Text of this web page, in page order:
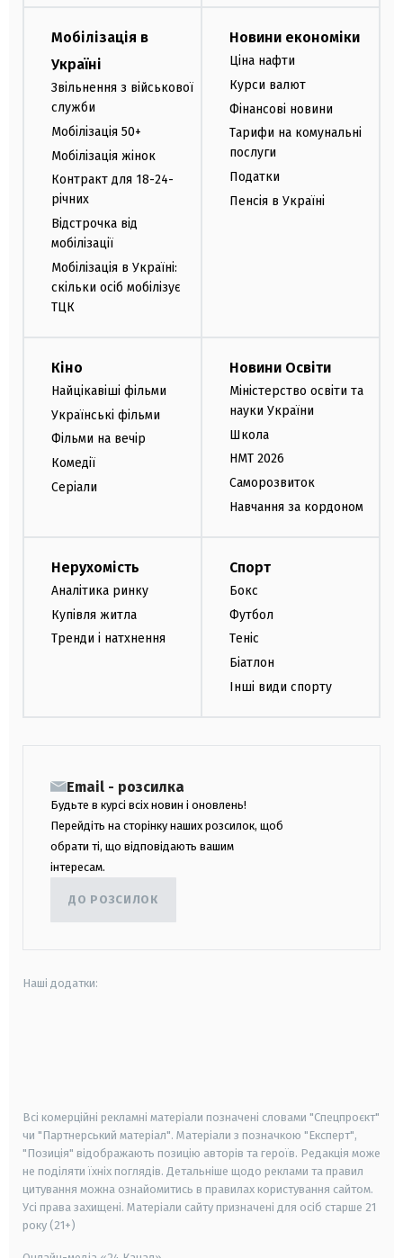
Мобілізація в
Україні
Звільнення з військової
служби
Мобілізація 50+
Мобілізація жінок
Контракт для 18-24-
річних
Відстрочка від
мобілізації
Мобілізація в Україні:
скільки осіб мобілізує
ТЦК
Новини економіки
Ціна нафти
Курси валют
Фінансові новини
Тарифи на комунальні
послуги
Податки
Пенсія в Україні
Кіно
Найцікавіші фільми
Українські фільми
Фільми на вечір
Комедії
Серіали
Новини Освіти
Міністерство освіти та
науки України
Школа
НМТ 2026
Саморозвиток
Навчання за кордоном
Нерухомість
Аналітика ринку
Купівля житла
Тренди і натхнення
Спорт
Бокс
Футбол
Теніс
Біатлон
Інші види спорту
Email - розсилка
Будьте в курсі всіх новин і оновлень!
Перейдіть на сторінку наших розсилок, щоб
обрати ті, що відповідають вашим
інтересам.
ДО РОЗСИЛОК
Наші додатки:
Всі комерційні рекламні матеріали позначені словами "Спецпроєкт"
чи "Партнерський матеріал". Матеріали з позначкою "Експерт",
"Позиція" відображають позицію авторів та героїв. Редакція може
не поділяти їхніх поглядів. Детальніше щодо реклами та правил
цитування можна ознайомитись в правилах користування сайтом.
Усі права захищені. Матеріали сайту призначені для осіб старше 21
року (21+)